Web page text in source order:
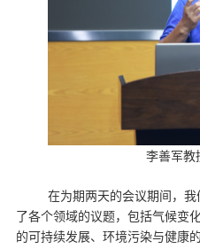
李善军教
在为期两天的会议期间，
了各个领域的议题，包括气候变
的可持续发展、环境污染与健康